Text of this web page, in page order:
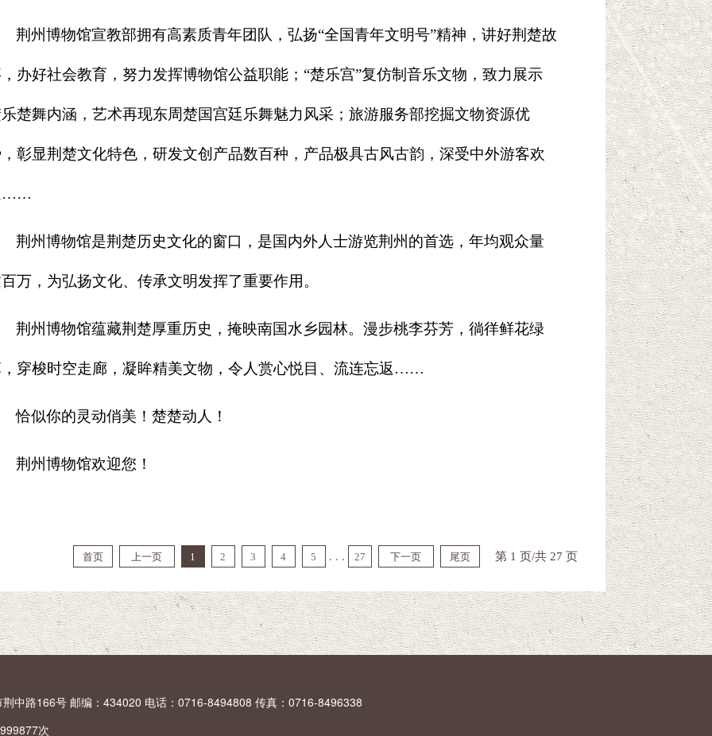
荆州博物馆宣教部拥有高素质青年团队，弘扬“全国青年文明号”精神，讲好荆楚故
办好社会教育，努力发挥博物馆公益职能；“楚乐宫”复仿制音乐文物，致力展示
楚舞内涵，艺术再现东周楚国宫廷乐舞魅力风采；旅游服务部挖掘文物资源优
彰显荆楚文化特色，研发文创产品数百种，产品极具古风古韵，深受中外游客欢
……
荆州博物馆是荆楚历史文化的窗口，是国内外人士游览荆州的首选，年均观众量
万，为弘扬文化、传承文明发挥了重要作用。
荆州博物馆蕴藏荆楚厚重历史，掩映南国水乡园林。漫步桃李芬芳，徜徉鲜花绿
穿梭时空走廊，凝眸精美文物，令人赏心悦目、流连忘返……
恰似你的灵动俏美！楚楚动人！
荆州博物馆欢迎您！
首页 上一页 1 2 3 4 5 . . . 27 下一页 尾页 第 1 页/共 27 页
中路166号 邮编：434020 电话：0716-8494808 传真：0716-8496338
次